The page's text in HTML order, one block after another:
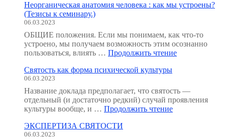
Неорганическая анатомия человека : как мы устроены?
(Тезисы к семинару.)
06.03.2023
ОБЩИЕ положения. Если мы понимаем, как что-то
устроено, мы получаем возможность этим осознанно
пользоваться, влиять … Продолжить чтение
как
мы
Святость как форма психической культуры
06.03.2023
Название доклада предполагает, что святость —
отдельный (и достаточно редкий) случай проявления
культуры вообще, и … Продолжить чтение"Святость
ЭКСПЕРТИЗА СВЯТОСТИ
06.03.2023